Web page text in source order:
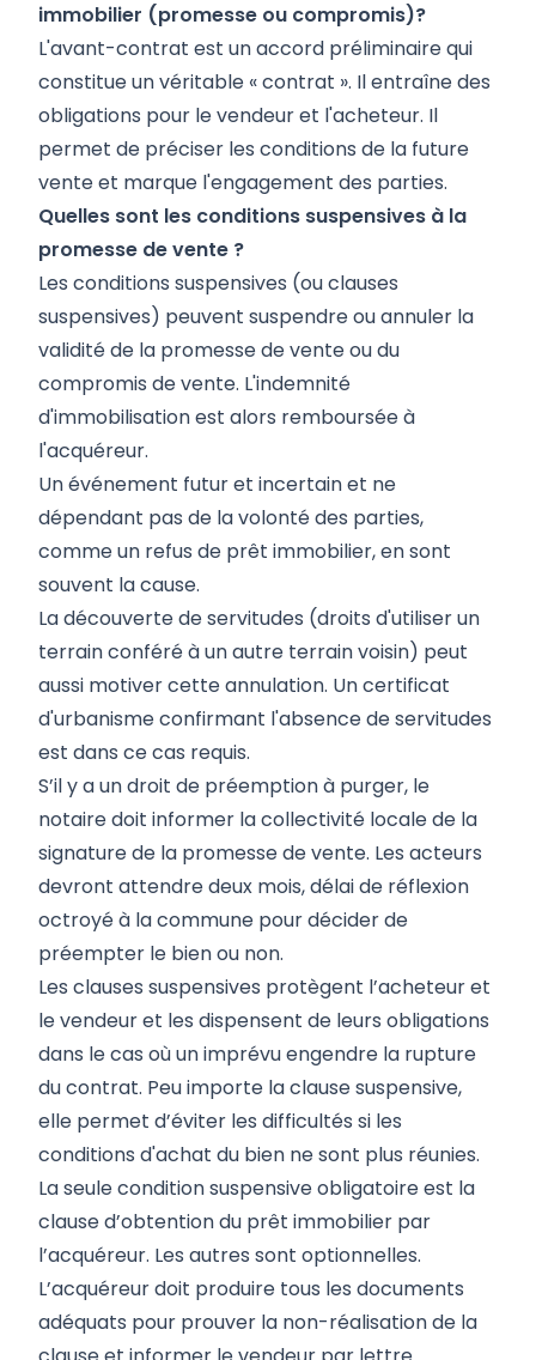
immobilier (promesse ou compromis)?
L'avant-contrat est un accord préliminaire qui
constitue un véritable « contrat ». Il entraîne des
obligations pour le vendeur et l'acheteur. Il
permet de préciser les conditions de la future
vente et marque l'engagement des parties.
Quelles sont les conditions suspensives à la
promesse de vente ?
Les conditions suspensives (ou clauses
suspensives) peuvent suspendre ou annuler la
validité de la promesse de vente ou du
compromis de vente. L'indemnité
d'immobilisation est alors remboursée à
l'acquéreur.
Un événement futur et incertain et ne
dépendant pas de la volonté des parties,
comme un refus de prêt immobilier, en sont
souvent la cause.
La découverte de servitudes (droits d'utiliser un
terrain conféré à un autre terrain voisin) peut
aussi motiver cette annulation. Un certificat
d'urbanisme confirmant l'absence de servitudes
est dans ce cas requis.
S’il y a un droit de préemption à purger, le
notaire doit informer la collectivité locale de la
signature de la promesse de vente. Les acteurs
devront attendre deux mois, délai de réflexion
octroyé à la commune pour décider de
préempter le bien ou non.
Les clauses suspensives protègent l’acheteur et
le vendeur et les dispensent de leurs obligations
dans le cas où un imprévu engendre la rupture
du contrat. Peu importe la clause suspensive,
elle permet d’éviter les difficultés si les
conditions d'achat du bien ne sont plus réunies.
La seule condition suspensive obligatoire est la
clause d’obtention du prêt immobilier par
l’acquéreur. Les autres sont optionnelles.
L’acquéreur doit produire tous les documents
adéquats pour prouver la non-réalisation de la